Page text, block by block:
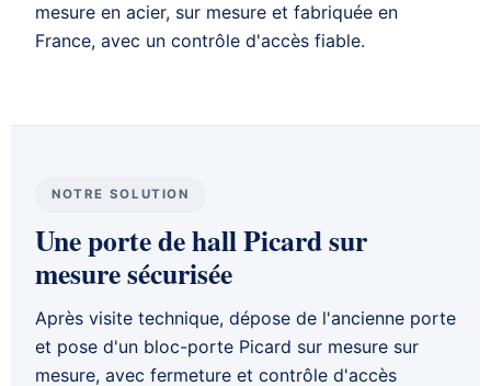
mesure en acier, sur mesure et fabriquée en
France, avec un contrôle d'accès fiable.
NOTRE SOLUTION
Une porte de hall Picard sur
mesure sécurisée
Après visite technique, dépose de l'ancienne porte
et pose d'un bloc-porte Picard sur mesure sur
mesure, avec fermeture et contrôle d'accès